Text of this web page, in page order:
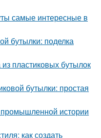
самые интересные в
бутылки: поделка
пластиковых бутылок
бутылки: простая
истории
как создать